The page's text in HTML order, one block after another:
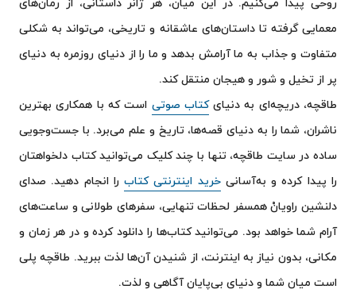
معمایی گرفته تا داستان‌های عاشقانه و تاریخی، می‌تواند به شکلی
متفاوت و جذاب به ما آرامش بدهد و ما را از دنیای روزمره به دنیای
پر از تخیل و شور و هیجان منتقل کند.
طاقچه، دریچه‌ای به دنیایکتاب صوتی است که با همکاری بهترین
ناشران، شما را به دنیای قصه‌ها، تاریخ و علم می‌برد. با جست‌وجویی
ساده در سایت طاقچه، تنها با چند کلیک می‌توانید کتاب دلخواهتان
را پیدا کرده و به‌آسانیخرید اینترنتی کتابرا انجام دهید. صدای
دلنشین راویانْ همسفر لحظات تنهایی، سفرهای طولانی و ساعت‌های
آرام شما خواهد بود. می‌توانید کتاب‌ها را دانلود کرده و در هر زمان و
مکانی، بدون نیاز به اینترنت، از شنیدن آن‌ها لذت ببرید. طاقچه پلی
است میان شما و دنیای بی‌پایان آگاهی و لذت.